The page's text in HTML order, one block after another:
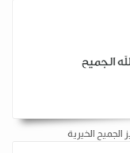
الخيرية